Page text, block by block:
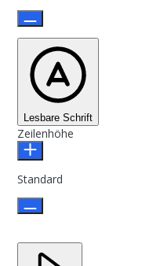
Lesbare Schrift
Zeilenhöhe
Standard